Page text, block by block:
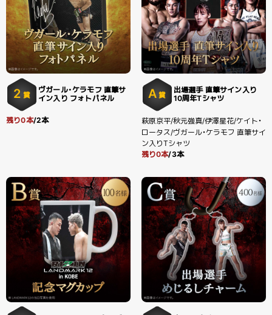
2 賞
ヴガール・ケラモフ 直筆サ
イン入り フォトパネル
残り0本/2本
A 賞
出場選手 直筆サイン入り
10周年Tシャツ
萩原京平/秋元強真/伊澤星花/ケイト・
ロータス/ヴガール・ケラモフ 直筆サイ
ン入りTシャツ
残り0本/3本